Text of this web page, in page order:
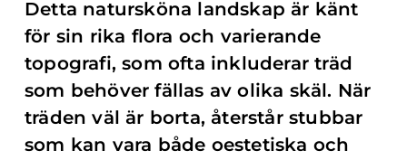
Detta natursköna landskap är känt
för sin rika flora och varierande
topografi, som ofta inkluderar träd
som behöver fällas av olika skäl. När
träden väl är borta, återstår stubbar
som kan vara både oestetiska och